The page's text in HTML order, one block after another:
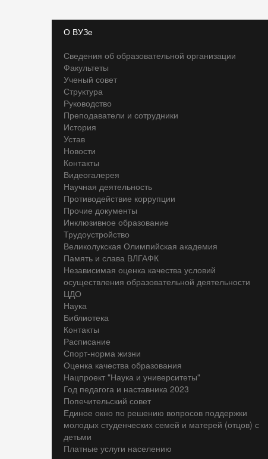
О ВУЗе
Сведения об образовательной организации
Факультеты
Ученый совет
Структура
Руководство
Преподаватели и сотрудники
История
Устав
Новости
Контакты
Видеогалерея
Научная деятельность
Противодействие коррупции
Прочие документы
Инклюзивное образование
Трудоустройство
Великолукская Олимпийская академия
Память и слава ВЛГАФК
Независимая оценка качества условий
осуществления образовательной деятельности
ЦДО
Наука
Библиотека
Контакты
Расписание
Спорт-норма жизни
Оценка качества образования
Нацпроект "Наука и университеты"
Год педагога и наставника 2023
Попечительский совет
Единое окно по решению вопросов поддержки
молодых студенческих семей и матерей (отцов) с
детьми
Платные услуги населению